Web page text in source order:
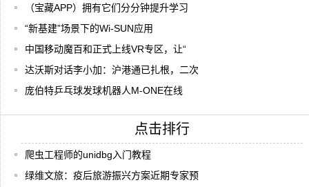
（宝藏APP）拥有它们分分钟提升学习
“新基建”场景下的Wi-SUN应用
中国移动魔百和正式上线VR专区，让“
达沃斯对话李小加：沪港通已扎根，二次
庞伯特乒乓球发球机器人M-ONE在线
点击排行
爬虫工程师的unidbg入门教程
绿维文旅：疫后旅游振兴方案近期专家预